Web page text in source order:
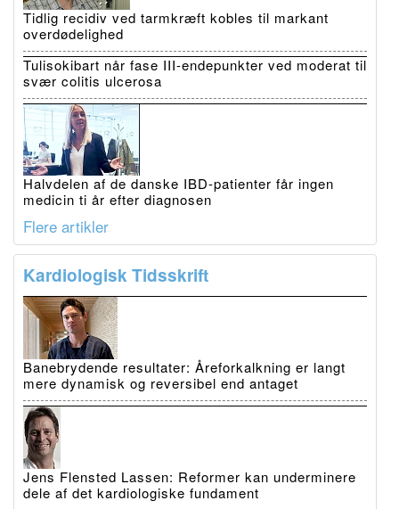
Tidlig recidiv ved tarmkræft kobles til markant
overdødelighed
Tulisokibart når fase III-endepunkter ved moderat til
svær colitis ulcerosa
Halvdelen af de danske IBD-patienter får ingen
medicin ti år efter diagnosen
Flere artikler
Kardiologisk Tidsskrift
Banebrydende resultater: Åreforkalkning er langt
mere dynamisk og reversibel end antaget
Jens Flensted Lassen: Reformer kan underminere
dele af det kardiologiske fundament